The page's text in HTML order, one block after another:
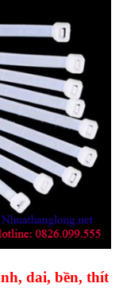
dai, bền, thít